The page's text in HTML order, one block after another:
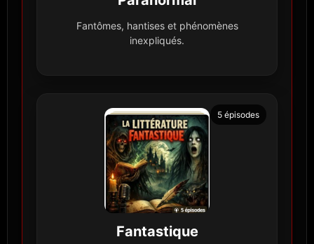
Fantômes, hantises et phénomènes
inexpliqués.
5 épisodes
Fantastique